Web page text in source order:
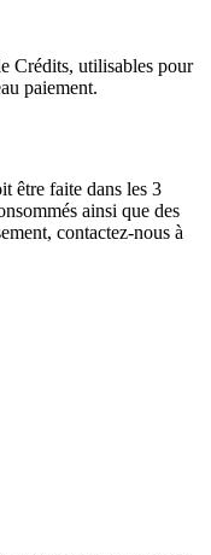
Crédits, utilisables pour
paiement.
être faite dans les 3
ainsi que des
contactez-nous à